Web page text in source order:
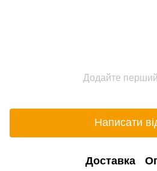
Додайте перший
Написати
Доставка